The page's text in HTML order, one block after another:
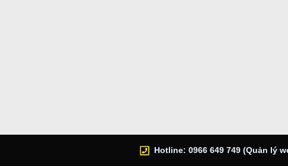
Hotline: 0966 649 749 (Quản lý